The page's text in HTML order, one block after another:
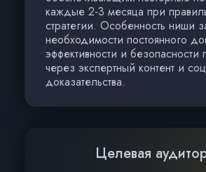
каждые 2-3 месяца при
стратегии. Особенность ниши
необходимости постоянного
эффективности и безопасности
через экспертный контент и
доказательства.
Целевая